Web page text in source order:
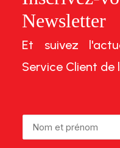
Newsletter
Et suivez
Service Client de